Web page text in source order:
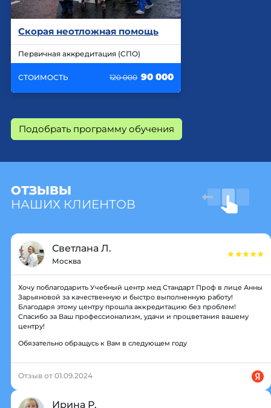
Скорая неотложная помощь
Первичная аккредитация (СПО)
СТОИМОСТЬ 120 000 90 000
Подобрать программу обучения
ОТЗЫВЫ
НАШИХ КЛИЕНТОВ
Светлана Л.
Москва
Хочу поблагодарить Учебный центр мед Стандарт Проф в лице Анны
Зарьяновой за качественную и быстро выполненную работу!
Благодаря этому центру прошла аккредитацию без проблем!
Спасибо за Ваш профессионализм, удачи и процветания вашему
центру!
Обязательно обращусь к Вам в следующем году
Отзыв от 01.09.2024
Ирина Р.